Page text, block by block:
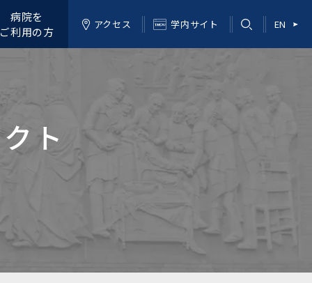
病院を
ご利用の方
アクセス 学内サイト EN
ト